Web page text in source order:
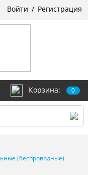
Войти / Регистрация
Корзина: 0
(беспроводные)